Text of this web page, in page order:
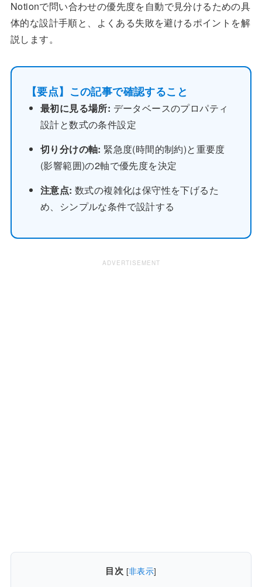
Notionで問い合わせの優先度を自動で見分けるための具
体的な設計手順と、よくある失敗を避けるポイントを解
説します。
【要点】この記事で確認すること
最初に見る場所: データベースのプロパティ
設計と数式の条件設定
切り分けの軸: 緊急度(時間的制約)と重要度
(影響範囲)の2軸で優先度を決定
注意点: 数式の複雑化は保守性を下げるた
め、シンプルな条件で設計する
ADVERTISEMENT
目次 [非表示]